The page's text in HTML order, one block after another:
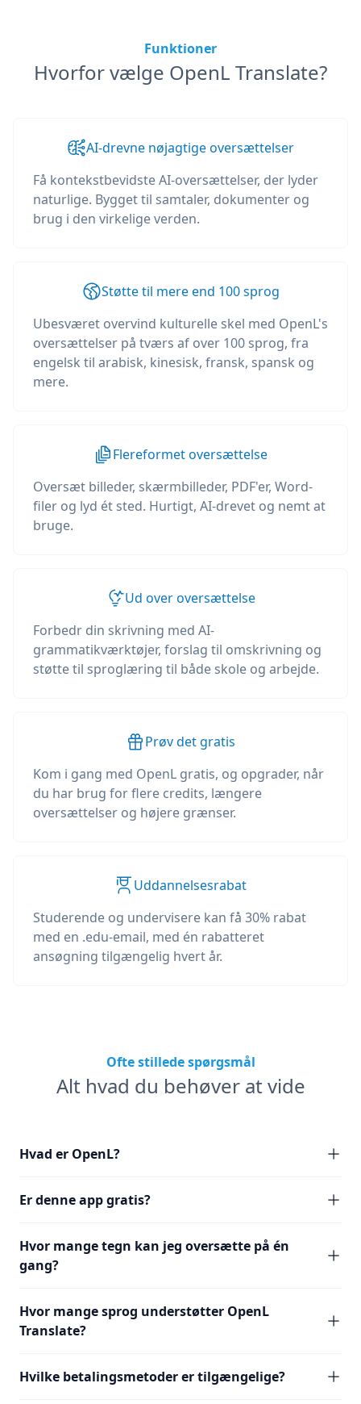
Funktioner
Hvorfor vælge OpenL Translate?
AI-drevne nøjagtige oversættelser
Få kontekstbevidste AI-oversættelser, der lyder
naturlige. Bygget til samtaler, dokumenter og
brug i den virkelige verden.
Støtte til mere end 100 sprog
Ubesværet overvind kulturelle skel med OpenL's
oversættelser på tværs af over 100 sprog, fra
engelsk til arabisk, kinesisk, fransk, spansk og
mere.
Flereformet oversættelse
Oversæt billeder, skærmbilleder, PDF'er, Word-
filer og lyd ét sted. Hurtigt, AI-drevet og nemt at
bruge.
Ud over oversættelse
Forbedr din skrivning med AI-
grammatikværktøjer, forslag til omskrivning og
støtte til sproglæring til både skole og arbejde.
Prøv det gratis
Kom i gang med OpenL gratis, og opgrader, når
du har brug for flere credits, længere
oversættelser og højere grænser.
Uddannelsesrabat
Studerende og undervisere kan få 30% rabat
med en .edu-email, med én rabatteret
ansøgning tilgængelig hvert år.
Ofte stillede spørgsmål
Alt hvad du behøver at vide
Hvad er OpenL?
Er denne app gratis?
Hvor mange tegn kan jeg oversætte på én
gang?
Hvor mange sprog understøtter OpenL
Translate?
Hvilke betalingsmetoder er tilgængelige?